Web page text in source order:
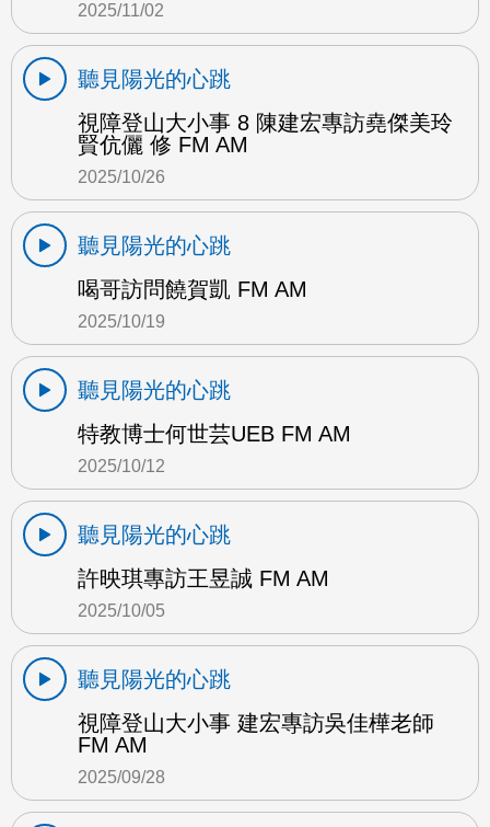
2025/11/02
聽見陽光的心跳
視障登山大小事 8 陳建宏專訪堯傑美玲
賢伉儷 修 FM AM
2025/10/26
聽見陽光的心跳
喝哥訪問饒賀凱 FM AM
2025/10/19
聽見陽光的心跳
特教博士何世芸UEB FM AM
2025/10/12
聽見陽光的心跳
許映琪專訪王昱誠 FM AM
2025/10/05
聽見陽光的心跳
視障登山大小事 建宏專訪吳佳樺老師
FM AM
2025/09/28